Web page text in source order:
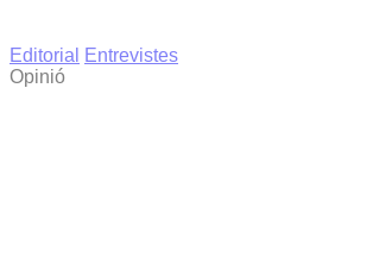
Editorial
Entrevistes
Opinió